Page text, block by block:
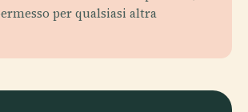
per qualsiasi altra